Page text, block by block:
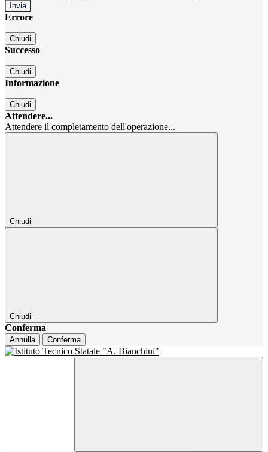
Errore
Chiudi
Successo
Chiudi
Informazione
Chiudi
Attendere...
Attendere il completamento dell'operazione...
Chiudi
Chiudi
Conferma
Annulla Conferma